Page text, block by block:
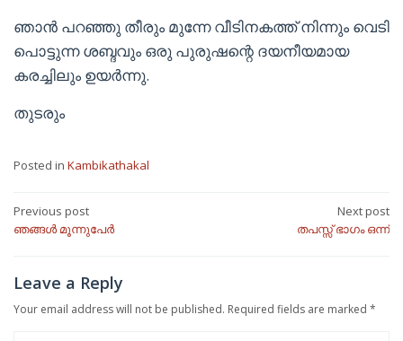
ഞാൻ പറഞ്ഞു തീരും മുന്നേ വീടിനകത്ത് നിന്നും വെടി
പൊട്ടുന്ന ശബ്ദവും ഒരു പുരുഷന്റെ ദയനീയമായ
കരച്ചിലും ഉയർന്നു.
തുടരും
Posted in Kambikathakal
Post
navigation
Previous post
ഞങ്ങള്‍ മൂന്നുപേര്‍
Next post
തപസ്സ് ഭാഗം ഒന്ന്
Leave a Reply
Your email address will not be published. Required fields are marked *